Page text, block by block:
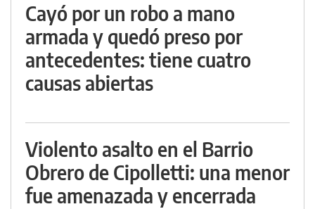
Cayó por un robo a mano
armada y quedó preso por
antecedentes: tiene cuatro
causas abiertas
Violento asalto en el Barrio
Obrero de Cipolletti: una menor
fue amenazada y encerrada